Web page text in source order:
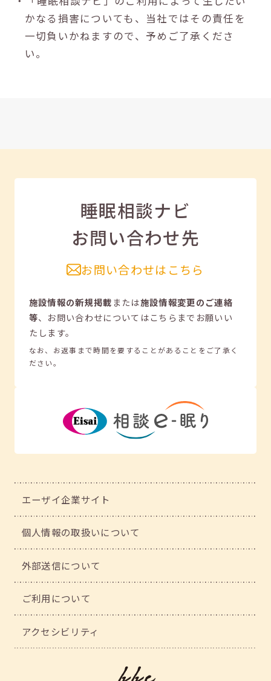
かなる損害についても、当社ではその責任を
一切負いかねますので、予めご了承くださ
い。
睡眠相談ナビ
お問い合わせ先
お問い合わせはこちら
施設情報の新規掲載または施設情報変更のご連絡
等、 お問い合わせについてはこちらまでお願いい
たします。
なお、お返事まで時間を要することがあることをご了承く
ださい。
エーザイ企業サイト
個人情報の取扱いについて
外部送信について
ご利用について
アクセシビリティ